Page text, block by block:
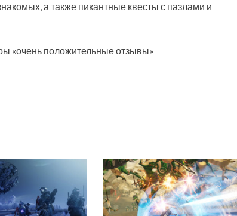
а также пикантные квесты с пазлами и
«очень положительные отзывы»